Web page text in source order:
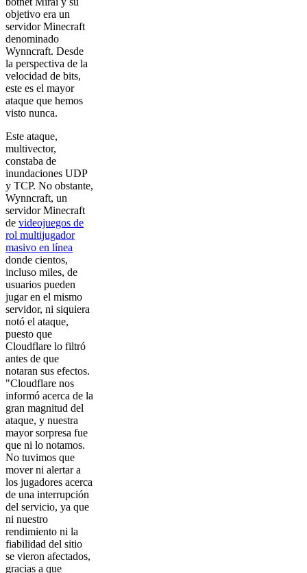
objetivo era un
servidor Minecraft
denominado
Wynncraft. Desde
la perspectiva de la
velocidad de bits,
este es el mayor
ataque que hemos
visto nunca.
Este ataque,
multivector,
constaba de
inundaciones UDP
y TCP. No obstante,
Wynncraft, un
servidor Minecraft
de videojuegos de
rol multijugador
masivo en línea
donde cientos,
incluso miles, de
usuarios pueden
jugar en el mismo
servidor, ni siquiera
notó el ataque,
puesto que
Cloudflare lo filtró
antes de que
notaran sus efectos.
"Cloudflare nos
informó acerca de la
gran magnitud del
ataque, y nuestra
mayor sorpresa fue
que ni lo notamos.
No tuvimos que
mover ni alertar a
los jugadores acerca
de una interrupción
del servicio, ya que
ni nuestro
rendimiento ni la
fiabilidad del sitio
se vieron afectados,
gracias a que